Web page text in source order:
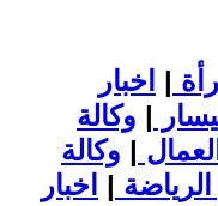
| اخبار
| وكالة
| وكالة
الرياضة | اخبار